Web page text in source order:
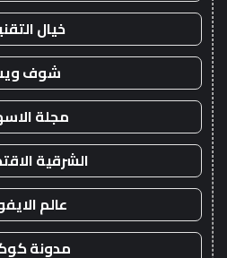
خيال
شوف
مجلة
الشرقية
عالم
مدونة